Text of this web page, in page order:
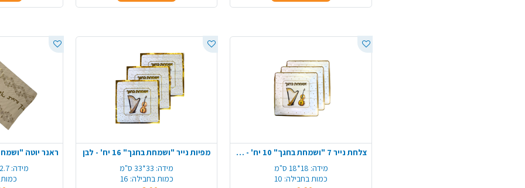
צלחת נייר 7 "ושמחת בחגך" 10 יח' - לבן
מידה: 18*18 ס"מ
כמות בחבילה: 10
מפיות נייר "ושמחת בחגך" 16 יח' - לבן
מידה: 33*33 ס"מ
כמות בחבילה: 16
מידה: 2.7 מטר*36